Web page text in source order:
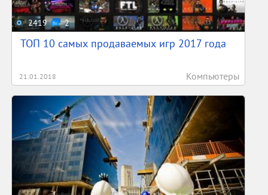
2419 2
ТОП 10 самых продаваемых игр 2017 года
21.01.2018 Компьютеры